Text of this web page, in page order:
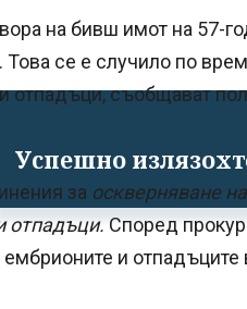
Успешно
на бивш имот на 57-
се е случило по
отпадъци, съобщават
за оскверняване на
отпадъци.Според
и отпадъците